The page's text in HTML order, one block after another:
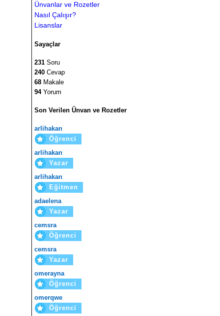
Ünvanlar ve Rozetler
Nasıl Çalışır?
Lisanslar
Sayaçlar
231 Soru
240 Cevap
68 Makale
94Yorum
Son Verilen Ünvan ve Rozetler
arlihakan
Öğrenci
arlihakan
Yazar
arlihakan
Eğitmen
adaelena
Yazar
cemsra
Öğrenci
cemsra
Yazar
omerayna
Öğrenci
omerqwe
Öğrenci